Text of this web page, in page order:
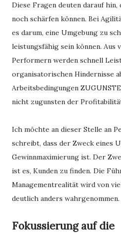
Diese Fragen deuten darauf hin,
noch schärfen können. Bei
es darum, eine Umgebung zu
leistungsfähig sein können. Aus
Performern werden schnell
organisatorischen Hindernisse
Arbeitsbedingungen
nicht zugunsten der
Ich möchte an dieser Stelle an
schreibt, dass der Zweck eines
Gewinnmaximierung ist. Der
ist es, Kunden zu finden. Die
Managementrealität wird von
deutlich anders wahrgenommen.
Fokussierung auf die